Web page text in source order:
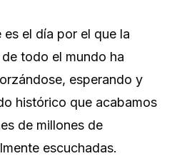
es el día por el que la
todo el mundo ha
esperando y
histórico que acabamos
de millones de
escuchadas.